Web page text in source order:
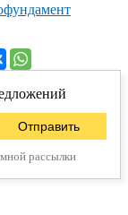
рассылки